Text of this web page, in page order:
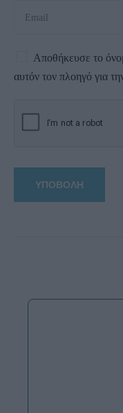
Αποθήκευσε το
αυτόν τον πλοηγό για